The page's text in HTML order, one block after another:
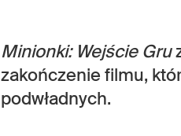
Minionki: Wejście Gru
zakończenie filmu,
podwładnych.